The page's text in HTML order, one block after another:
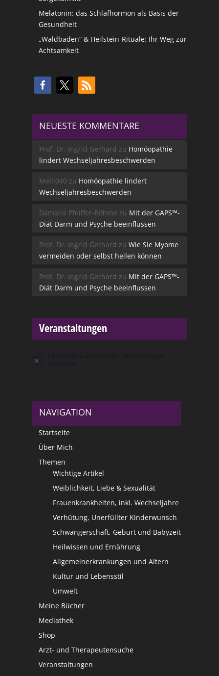
Melatonin: das Schlafhormon als Basis der
Gesundheit
„Waldbaden“ & Heilstein-Rituale: Ihr Weg zur
Achtsamkeit
NEUESTE KOMMENTARE
Prof. Dr. Ingrid Gerhard zu Homöopathie
lindert Wechseljahresbeschwerden
Melli040 zu Homöopathie lindert
Wechseljahresbeschwerden
Damaris Pfeiffer-Böhme zu Mit der GAPS™-
Diät Darm und Psyche beeinflussen
Prof. Dr. Ingrid Gerhard zu Wie Sie Myome
vermeiden oder selbst heilen können
Prof. Dr. Ingrid Gerhard zu Mit der GAPS™-
Diät Darm und Psyche beeinflussen
Veranstaltungen
Hinweis
NAVIGATION
Startseite
Über Mich
Themen
Wichtige Artikel
Weiblichkeit, Liebe & Sexualität
Frauenkrankheiten, inkl. Wechseljahre
Verhütung, Unerfüllter Kinderwunsch
Schwangerschaft, Geburt und Babyzeit
Heilwissen und Ernährung
Allgemeinerkrankungen und Altern
Kultur und Lebensstil
Umwelt
Meine Bücher
Mediathek
Shop
Arzt- und Therapeutensuche
Veranstaltungen